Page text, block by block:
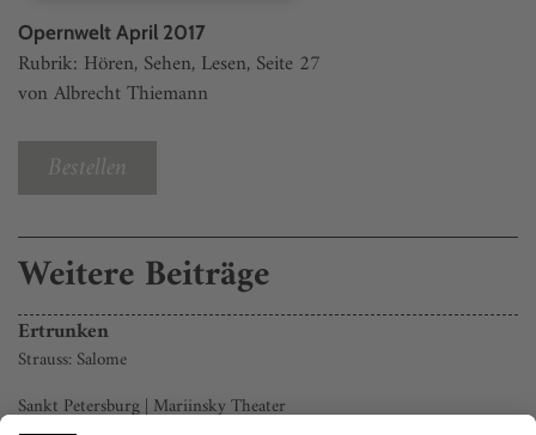
Opernwelt April 2017
Rubrik: Hören, Sehen, Lesen, Seite 27
von Albrecht Thiemann
Bestellen
Weitere Beiträge
Ertrunken
Strauss: Salome
Sankt Petersburg | Mariinsky Theater